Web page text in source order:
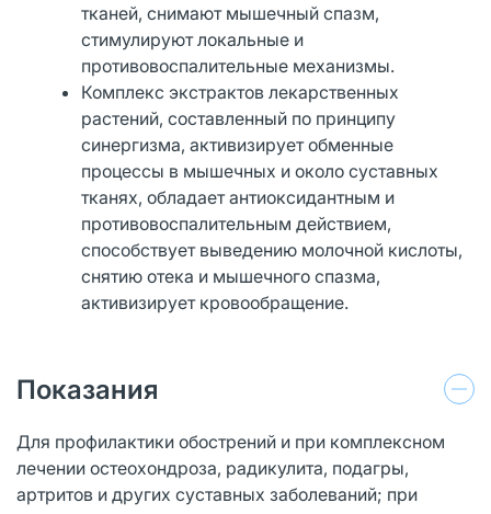
тканей, снимают мышечный спазм,
стимулируют локальные и
противовоспалительные механизмы.
Комплекс экстрактов лекарственных
растений, составленный по принципу
синергизма, активизирует обменные
процессы в мышечных и около суставных
тканях, обладает антиоксидантным и
противовоспалительным действием,
способствует выведению молочной кислоты,
снятию отека и мышечного спазма,
активизирует кровообращение.
Показания
Для профилактики обострений и при комплексном
лечении остеохондроза, радикулита, подагры,
артритов и других суставных заболеваний; при